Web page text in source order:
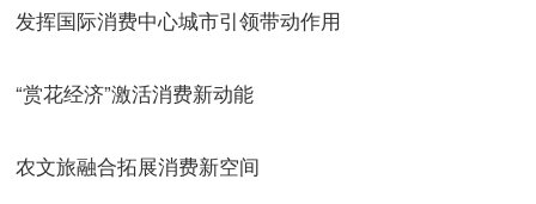
发挥国际消费中心城市引领带动作用
“赏花经济”激活消费新动能
农文旅融合拓展消费新空间